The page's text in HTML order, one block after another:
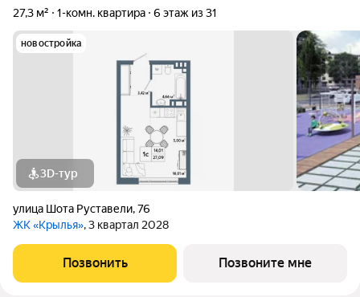
27,3 м² 1-комн. квартира 6 этаж из 31
новостройка
3D-тур
улица Шота Руставели,76
ЖК «Крылья», 3 квартал 2028
Позвонить Позвоните мне